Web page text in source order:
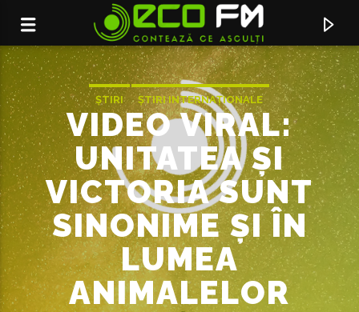
ACUM ÎN DIRECT
ȘTIRI ȘTIRI INTERNAȚIONALE
VIDEO VIRAL:
UNITATEA ȘI
VICTORIA SUNT
SINONIME ȘI ÎN
LUMEA
ANIMALELOR